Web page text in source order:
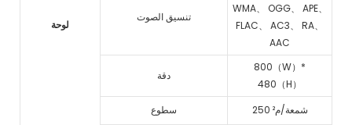
لوحة
تنسيق الصوت
WMA、 OGG、 APE、
FLAC、 AC3、 RA、
AAC
دقة
800（W）*
480（H）
سطوع
250 شمعة/م²